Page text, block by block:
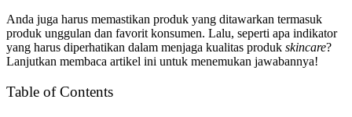
Anda juga harus memastikan produk yang ditawarkan termasuk
produk unggulan dan favorit konsumen. Lalu, seperti apa indikator
yang harus diperhatikan dalam menjaga kualitas produk skincare?
Lanjutkan membaca artikel ini untuk menemukan jawabannya!
Table of Contents